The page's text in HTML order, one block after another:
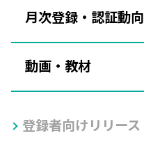
月次登録・認証動向
動画・教材
登録者向けリリース